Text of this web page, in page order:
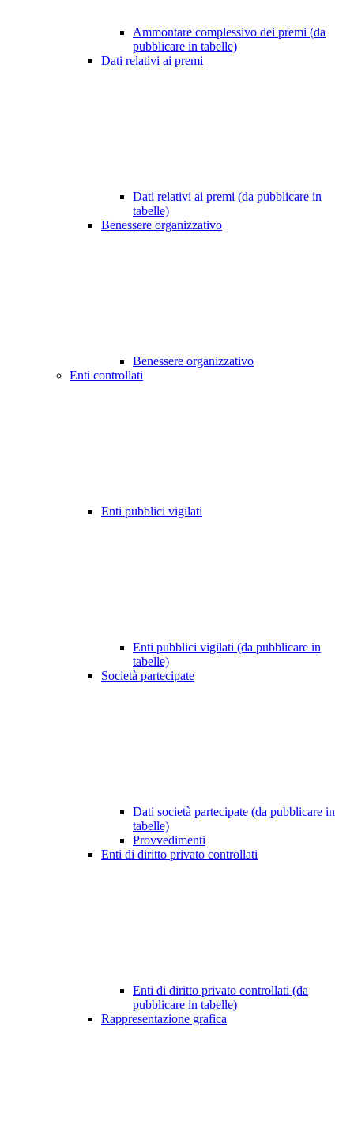
Ammontare complessivo dei premi (da
pubblicare in tabelle)
Dati relativi ai premi
Dati relativi ai premi (da pubblicare in
tabelle)
Benessere organizzativo
Benessere organizzativo
Enti controllati
Enti pubblici vigilati
Enti pubblici vigilati (da pubblicare in
tabelle)
Società partecipate
Dati società partecipate (da pubblicare in
tabelle)
Provvedimenti
Enti di diritto privato controllati
Enti di diritto privato controllati (da
pubblicare in tabelle)
Rappresentazione grafica